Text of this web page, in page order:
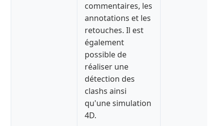
commentaires, les
annotations et les
retouches. Il est
également
possible de
réaliser une
détection des
clashs ainsi
qu'une simulation
4D.